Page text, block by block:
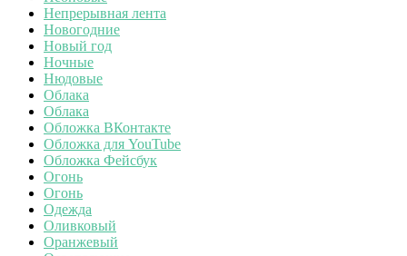
Непрерывная лента
Новогодние
Новый год
Ночные
Нюдовые
Облака
Облака
Обложка ВКонтакте
Обложка для YouTube
Обложка Фейсбук
Огонь
Огонь
Одежда
Оливковый
Оранжевый